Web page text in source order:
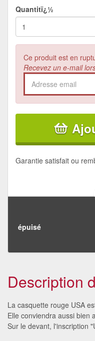
Quantitï¿½
Ce produit est en
Recevez un e-mail
Garantie satisfait ou
épuisé
Description
La casquette rouge USA
Elle conviendra aussi bien
Sur le devant, l'inscription